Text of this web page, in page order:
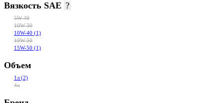
Вязкость SAE ?
5W-40
10W-30
10W-40 (1)
10W-50
15W-50 (1)
Объем
1л (2)
4л